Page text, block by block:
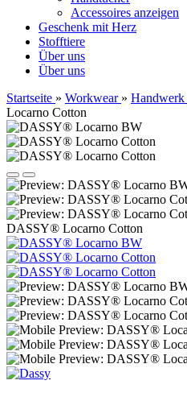
Accessoires anzeigen
Geschenk mit Herz
Stofftiere
Über uns
Über uns
Startseite » Workwear » Handwerk
Locarno Cotton
DASSY® Locarno Cotton